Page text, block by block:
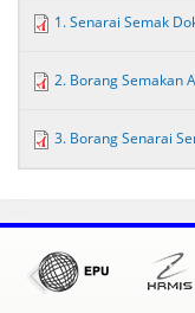
1. Senarai Semak
2. Borang Semakan
3. Borang Senarai